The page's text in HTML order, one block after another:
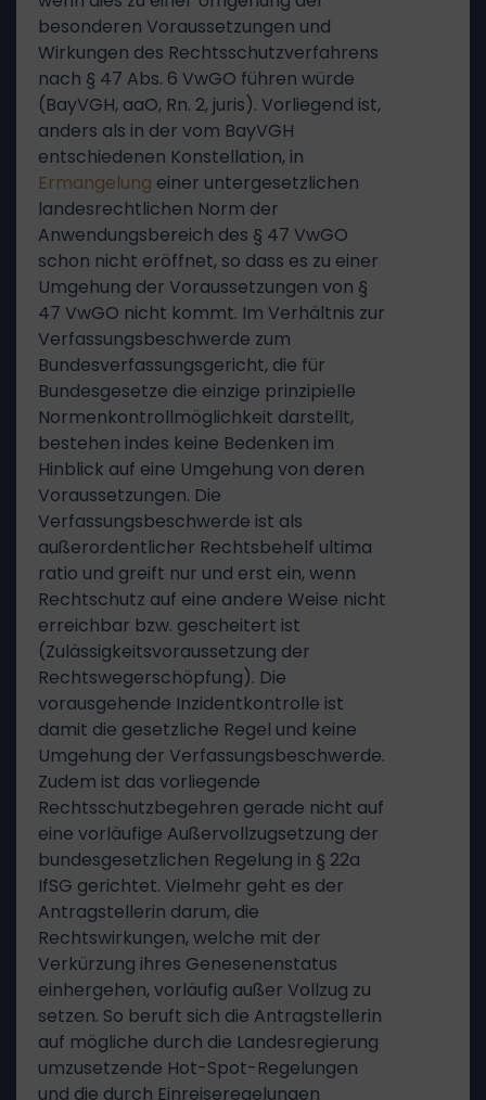
besonderen Voraussetzungen und
Wirkungen des Rechtsschutzverfahrens
nach § 47 Abs. 6 VwGO führen würde
(BayVGH, aaO, Rn. 2, juris). Vorliegend ist,
anders als in der vom BayVGH
entschiedenen Konstellation, in
Ermangelung einer untergesetzlichen
landesrechtlichen Norm der
Anwendungsbereich des § 47 VwGO
schon nicht eröffnet, so dass es zu einer
Umgehung der Voraussetzungen von §
47 VwGO nicht kommt. Im Verhältnis zur
Verfassungsbeschwerde zum
Bundesverfassungsgericht, die für
Bundesgesetze die einzige prinzipielle
Normenkontrollmöglichkeit darstellt,
bestehen indes keine Bedenken im
Hinblick auf eine Umgehung von deren
Voraussetzungen. Die
Verfassungsbeschwerde ist als
außerordentlicher Rechtsbehelf ultima
ratio und greift nur und erst ein, wenn
Rechtschutz auf eine andere Weise nicht
erreichbar bzw. gescheitert ist
(Zulässigkeitsvoraussetzung der
Rechtswegerschöpfung). Die
vorausgehende Inzidentkontrolle ist
damit die gesetzliche Regel und keine
Umgehung der Verfassungsbeschwerde.
Zudem ist das vorliegende
Rechtsschutzbegehren gerade nicht auf
eine vorläufige Außervollzugsetzung der
bundesgesetzlichen Regelung in § 22a
IfSG gerichtet. Vielmehr geht es der
Antragstellerin darum, die
Rechtswirkungen, welche mit der
Verkürzung ihres Genesenenstatus
einhergehen, vorläufig außer Vollzug zu
setzen. So beruft sich die Antragstellerin
auf mögliche durch die Landesregierung
umzusetzende Hot-Spot-Regelungen
und die durch Einreiseregelungen